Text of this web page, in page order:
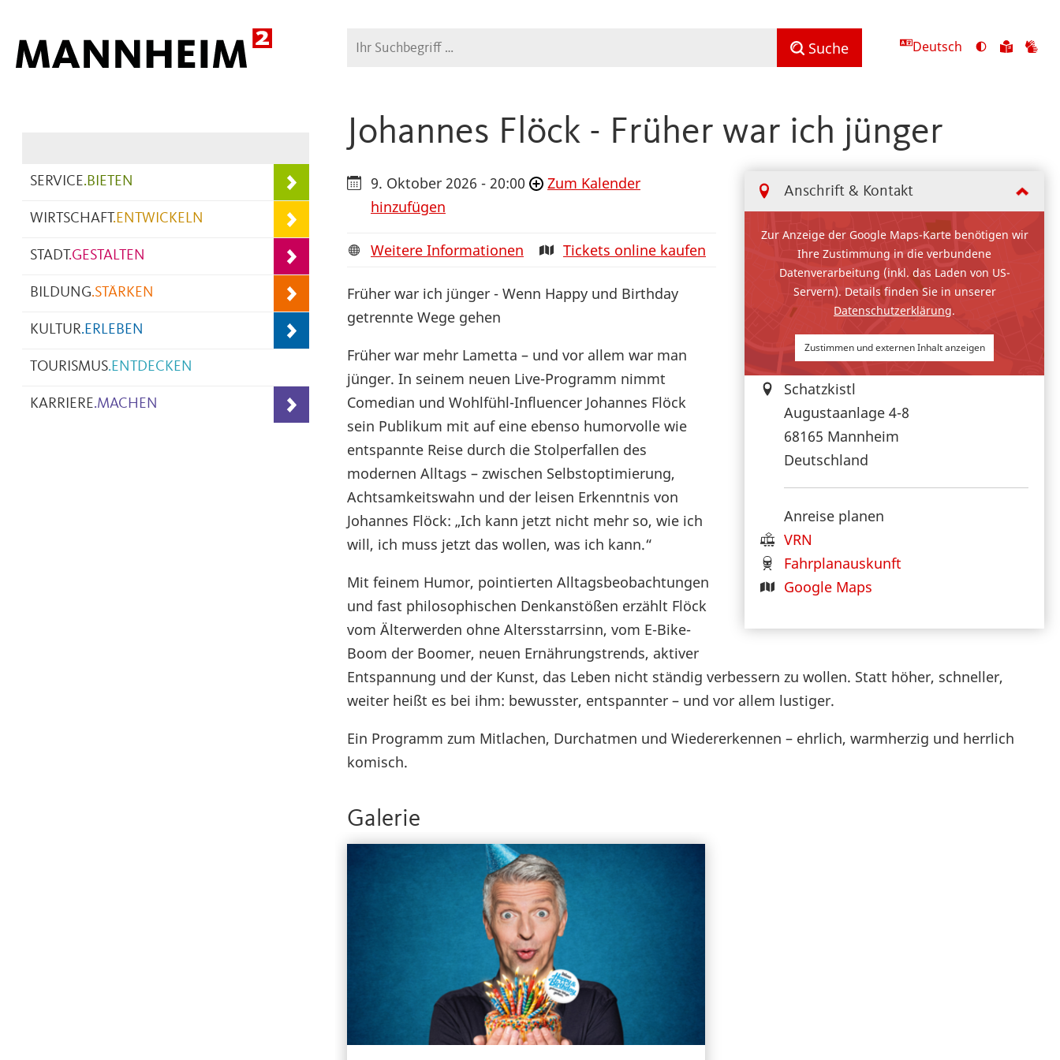
Suche Suche Deutsch
Ansicht
Zu
SERVICE.BIETEN
WIRTSCHAFT.ENTWICKELN
STADT.GESTALTEN
BILDUNG.STÄRKEN
KULTUR.ERLEBEN
TOURISMUS.ENTDECKEN
KARRIERE.MACHEN
Johannes Flöck - Früher war ich jünger
Anschrift & Kontakt
Zur Anzeige der Google Maps-Karte benötigen wir
Ihre Zustimmung in die verbundene
Datenverarbeitung (inkl. das Laden von US-
Servern). Details finden Sie in unserer
Datenschutzerklärung.
Zustimmen und externen Inhalt anzeigen
Schatzkistl
Augustaanlage 4-8
68165 Mannheim
Deutschland
Anreise planen
VRN
Fahrplanauskunft
Google Maps
9. Oktober 2026 - 20:00
Zum Kalender
hinzufügen
Weitere Informationen Tickets online kaufen
Früher war ich jünger - Wenn Happy und Birthday
getrennte Wege gehen
Früher war mehr Lametta – und vor allem war man
jünger. In seinem neuen Live-Programm nimmt
Comedian und Wohlfühl-Influencer Johannes Flöck
sein Publikum mit auf eine ebenso humorvolle wie
entspannte Reise durch die Stolperfallen des
modernen Alltags – zwischen Selbstoptimierung,
Achtsamkeitswahn und der leisen Erkenntnis von
Johannes Flöck: „Ich kann jetzt nicht mehr so, wie ich
will, ich muss jetzt das wollen, was ich kann.“
Mit feinem Humor, pointierten Alltagsbeobachtungen
und fast philosophischen Denkanstößen erzählt Flöck
vom Älterwerden ohne Altersstarrsinn, vom E-Bike-
Boom der Boomer, neuen Ernährungstrends, aktiver
Entspannung und der Kunst, das Leben nicht ständig verbessern zu wollen. Statt höher, schneller,
weiter heißt es bei ihm: bewusster, entspannter – und vor allem lustiger.
Ein Programm zum Mitlachen, Durchatmen und Wiedererkennen – ehrlich, warmherzig und herrlich
komisch.
Galerie